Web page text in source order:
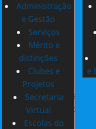
Administração
e Gestão
Serviços
Mérito e
distinções
Clubes e
Projetos
Secretaria
Virtual
Escolas do
e
Feira de minerais e
rochas, assim como